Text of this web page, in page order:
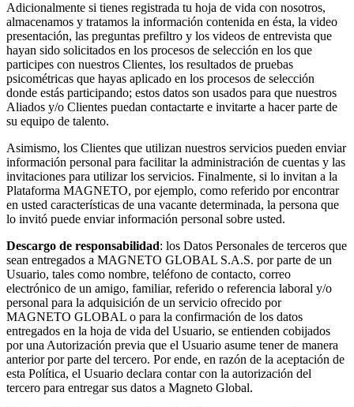
Adicionalmente si tienes registrada tu hoja de vida con nosotros,
almacenamos y tratamos la información contenida en ésta, la video
presentación, las preguntas prefiltro y los videos de entrevista que
hayan sido solicitados en los procesos de selección en los que
participes con nuestros Clientes, los resultados de pruebas
psicométricas que hayas aplicado en los procesos de selección
donde estás participando; estos datos son usados para que nuestros
Aliados y/o Clientes puedan contactarte e invitarte a hacer parte de
su equipo de talento.
Asimismo, los Clientes que utilizan nuestros servicios pueden enviar
información personal para facilitar la administración de cuentas y las
invitaciones para utilizar los servicios. Finalmente, si lo invitan a la
Plataforma MAGNETO, por ejemplo, como referido por encontrar
en usted características de una vacante determinada, la persona que
lo invitó puede enviar información personal sobre usted.
Descargo de responsabilidad: los Datos Personales de terceros que
sean entregados a MAGNETO GLOBAL S.A.S. por parte de un
Usuario, tales como nombre, teléfono de contacto, correo
electrónico de un amigo, familiar, referido o referencia laboral y/o
personal para la adquisición de un servicio ofrecido por
MAGNETO GLOBAL o para la confirmación de los datos
entregados en la hoja de vida del Usuario, se entienden cobijados
por una Autorización previa que el Usuario asume tener de manera
anterior por parte del tercero. Por ende, en razón de la aceptación de
esta Política, el Usuario declara contar con la autorización del
tercero para entregar sus datos a Magneto Global.